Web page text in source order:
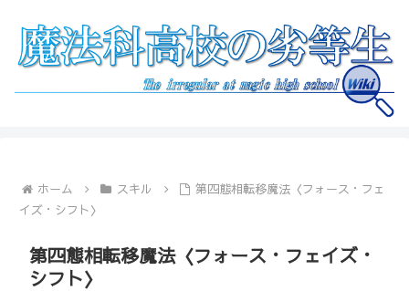
ホーム スキル
第四態相転移魔法〈フォース・フェ
イズ・シフト〉
第四態相転移魔法〈フォース・フェイズ・
シフト〉